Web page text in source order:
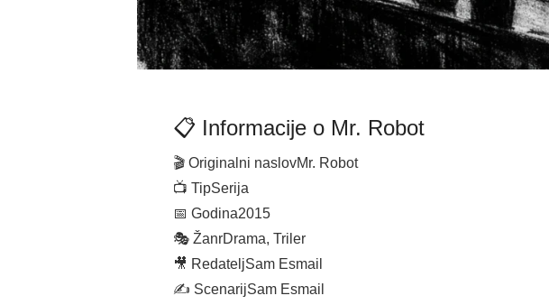
📋 Informacije o Mr. Robot
🎬 Originalni naslovMr. Robot
📺 TipSerija
📅 Godina2015
🎭 ŽanrDrama, Triler
🎥 RedateljSam Esmail
✍️ ScenarijSam Esmail